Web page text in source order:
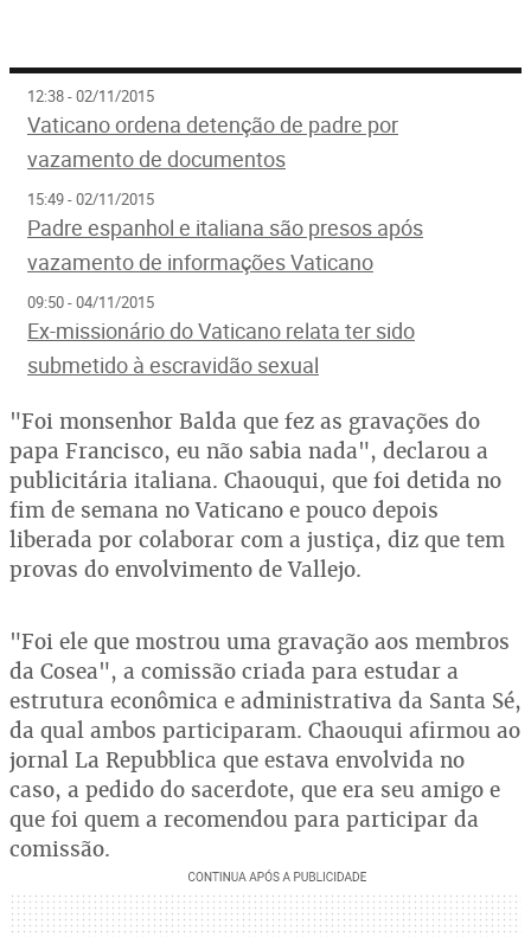
12:38 - 02/11/2015
Vaticano ordena detenção de padre por
vazamento de documentos
15:49 - 02/11/2015
Padre espanhol e italiana são presos após
vazamento de informações Vaticano
09:50 - 04/11/2015
Ex-missionário do Vaticano relata ter sido
submetido à escravidão sexual
"Foi monsenhor Balda que fez as gravações do
papa Francisco, eu não sabia nada", declarou a
publicitária italiana. Chaouqui, que foi detida no
fim de semana no Vaticano e pouco depois
liberada por colaborar com a justiça, diz que tem
provas do envolvimento de Vallejo.
"Foi ele que mostrou uma gravação aos membros
da Cosea", a comissão criada para estudar a
estrutura econômica e administrativa da Santa Sé,
da qual ambos participaram. Chaouqui afirmou ao
jornal La Repubblica que estava envolvida no
caso, a pedido do sacerdote, que era seu amigo e
que foi quem a recomendou para participar da
comissão.